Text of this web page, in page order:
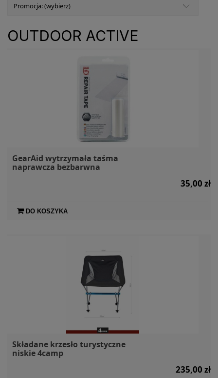
Promocja: (wybierz)
OUTDOOR ACTIVE
GearAid wytrzymała taśma
naprawcza bezbarwna
35,00 zł
DO KOSZYKA
Składane krzesło turystyczne
niskie 4camp
235,00 zł